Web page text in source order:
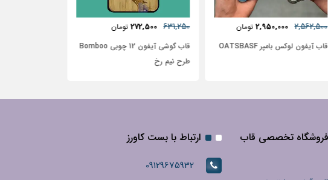
631,250
272,500 تومان
قاب گوشی آیفون 12 چوبی Bomboo
481,250
306,250 تومان
قاب آیفون آیفون 12 طرح گل آبرنگی
گل آبی با زمینه سفید
فروشگاه تخصصی قاب
ارتباط با بست کاورز
09129675932